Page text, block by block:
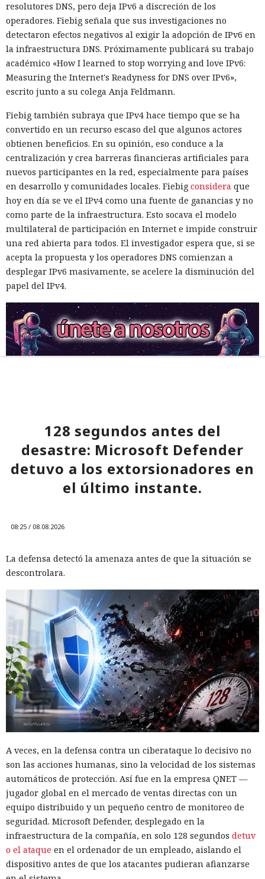
resolutores DNS, pero deja IPv6 a discreción de los
operadores. Fiebig señala que sus investigaciones no
detectaron efectos negativos al exigir la adopción de IPv6 en
la infraestructura DNS. Próximamente publicará su trabajo
académico «How I learned to stop worrying and love IPv6:
Measuring the Internet's Readyness for DNS over IPv6»,
escrito junto a su colega Anja Feldmann.
Fiebig también subraya que IPv4 hace tiempo que se ha
convertido en un recurso escaso del que algunos actores
obtienen beneficios. En su opinión, eso conduce a la
centralización y crea barreras financieras artificiales para
nuevos participantes en la red, especialmente para países
en desarrollo y comunidades locales. Fiebig considera que
hoy en día se ve el IPv4 como una fuente de ganancias y no
como parte de la infraestructura. Esto socava el modelo
multilateral de participación en Internet e impide construir
una red abierta para todos. El investigador espera que, si se
acepta la propuesta y los operadores DNS comienzan a
desplegar IPv6 masivamente, se acelere la disminución del
papel del IPv4.
128 segundos antes del
desastre: Microsoft Defender
detuvo a los extorsionadores en
el último instante.
08:25 / 08.08.2026
La defensa detectó la amenaza antes de que la situación se
descontrolara.
A veces, en la defensa contra un ciberataque lo decisivo no
son las acciones humanas, sino la velocidad de los sistemas
automáticos de protección. Así fue en la empresa QNET —
jugador global en el mercado de ventas directas con un
equipo distribuido y un pequeño centro de monitoreo de
seguridad. Microsoft Defender, desplegado en la
infraestructura de la compañía, en solo 128 segundos detuv
o el ataque en el ordenador de un empleado, aislando el
dispositivo antes de que los atacantes pudieran afianzarse